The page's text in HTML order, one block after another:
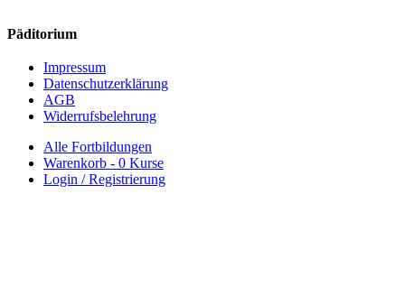
Päditorium
Impressum
Datenschutzerklärung
AGB
Widerrufsbelehrung
Alle Fortbildungen
Warenkorb - 0 Kurse
Login / Registrierung